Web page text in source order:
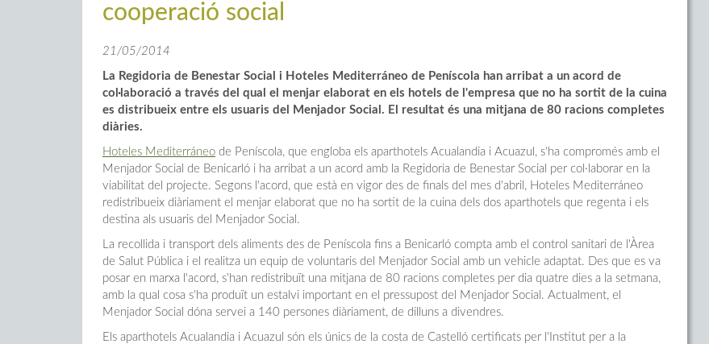
cooperació social
21/05/2014
La Regidoria de Benestar Social i Hoteles Mediterráneo de Peníscola han arribat a un acord de
col·laboració a través del qual el menjar elaborat en els hotels de l'empresa que no ha sortit de la cuina
es distribueix entre els usuaris del Menjador Social. El resultat és una mitjana de 80 racions completes
diàries.
Hoteles Mediterráneo de Peníscola, que engloba els aparthotels Acualandia i Acuazul, s'ha compromés amb el
Menjador Social de Benicarló i ha arribat a un acord amb la Regidoria de Benestar Social per col·laborar en la
viabilitat del projecte. Segons l'acord, que està en vigor des de finals del mes d'abril, Hoteles Mediterráneo
redistribueix diàriament el menjar elaborat que no ha sortit de la cuina dels dos aparthotels que regenta i els
destina als usuaris del Menjador Social.
La recollida i transport dels aliments des de Peníscola fins a Benicarló compta amb el control sanitari de l'Àrea
de Salut Pública i el realitza un equip de voluntaris del Menjador Social amb un vehicle adaptat. Des que es va
posar en marxa l'acord, s'han redistribuït una mitjana de 80 racions completes per dia quatre dies a la setmana,
amb la qual cosa s'ha produït un estalvi important en el pressupost del Menjador Social. Actualment, el
Menjador Social dóna servei a 140 persones diàriament, de dilluns a divendres.
Els aparthotels Acualandia i Acuazul són els únics de la costa de Castelló certificats per l'Institut per a la